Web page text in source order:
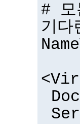
# 모
기다